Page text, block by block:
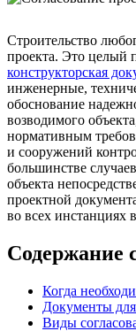
Строительство
проекта. Это целый
конструкторская
инженерные,
обоснование
возводимого
нормативным
и сооружений
большинстве
объекта
проектной
во всех инстанциях
Содержание
Когда
Документы для
Виды